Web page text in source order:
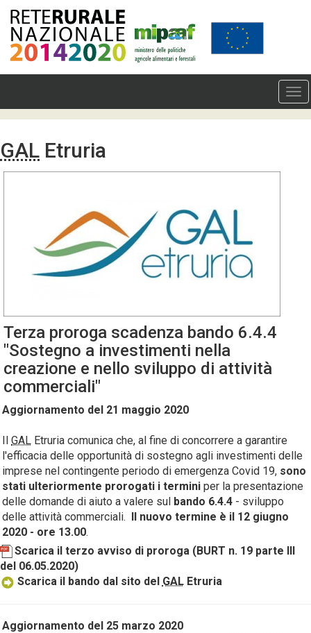
GAL Etruria
Terza proroga scadenza bando 6.4.4
"Sostegno a investimenti nella
creazione e nello sviluppo di attività
commerciali"
Aggiornamento del 21 maggio 2020
Il GAL Etruria comunica che, al fine di concorrere a garantire
l'efficacia delle opportunità di sostegno agli investimenti delle
imprese nel contingente periodo di emergenza Covid 19, sono
stati ulteriormente prorogati i termini per la presentazione
delle domande di aiuto a valere sul bando 6.4.4 - sviluppo
delle attività commerciali. Il nuovo termine è il 12 giugno
2020 - ore 13.00.
Scarica il terzo avviso di proroga (BURT n. 19 parte III
del 06.05.2020)
Scarica il bando dal sito del GALEtruria
Aggiornamento del 25 marzo 2020